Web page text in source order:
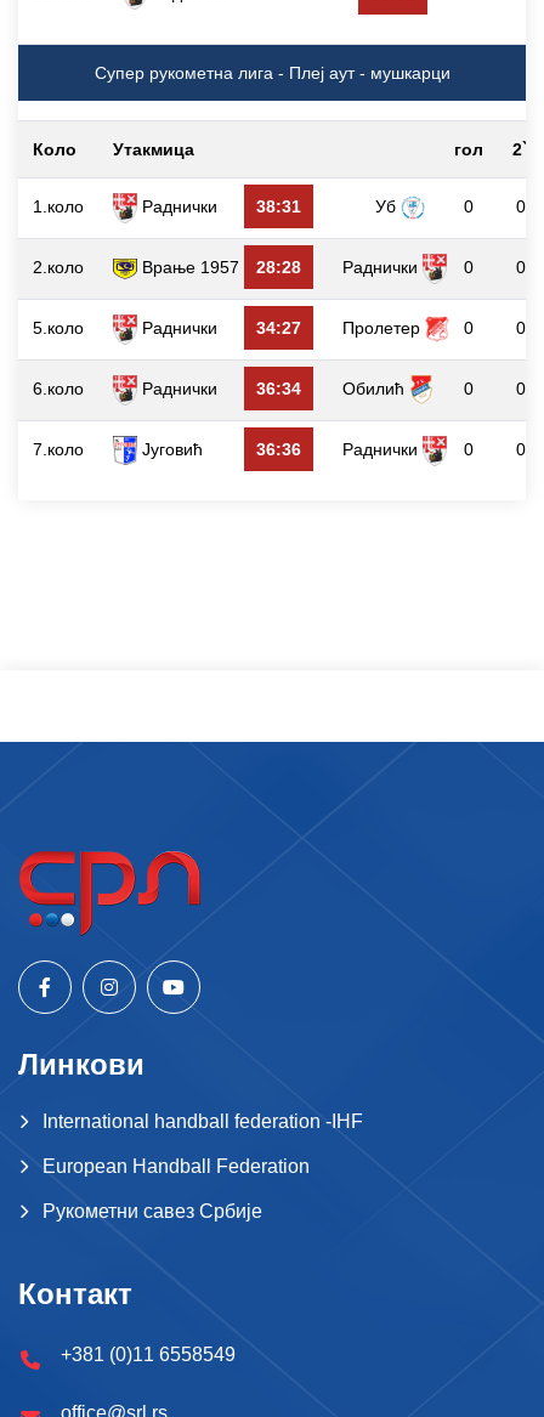
Супер рукометна лига - Плеј аут - мушкарци
Коло Утакмица гол 2`
1.коло Раднички 38:31 Уб 0 0
2.коло Врање 1957 28:28 Раднички 0 0
5.коло Раднички 34:27 Пролетер 0 0
6.коло Раднички 36:34 Обилић 0 0
7.коло Југовић 36:36 Раднички 0 0
Линкови
International handball federation -IHF
European Handball Federation
Рукометни савез Србије
Контакт
+381 (0)11 6558549
office@srl.rs